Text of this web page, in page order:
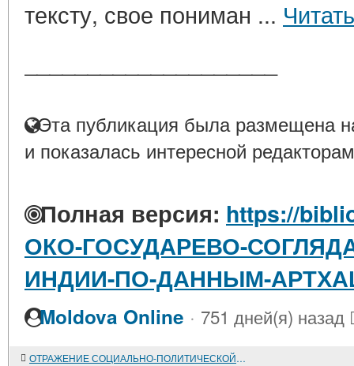
тексту, свое пониман ...
Эта публикация была размещена
и показалась интересной
Полная версия: https://
ОКО-ГОСУДАРЕВО-
ИНДИИ-ПО-ДАННЫМ-
Moldova Online · 751 дней(я) назад
ОТРАЖЕНИЕ СОЦИАЛЬНО-ПОЛИТИЧЕСКОЙ ПРОБЛЕМАТИКИ АРАБСКОГО ОБЩЕСТВА В НОВЕЛЛИСТИКЕ ГАДЫ АС-САММАН